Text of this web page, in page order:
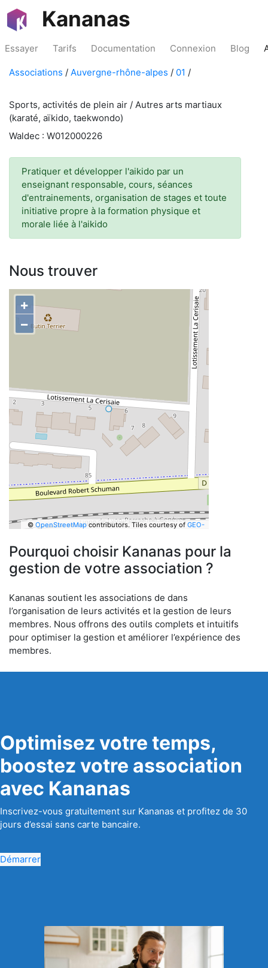
Kananas
Essayer Tarifs Documentation Connexion Blog
Associations / Auvergne-rhône-alpes / 01 /
Sports, activités de plein air / Autres arts martiaux
(karaté, aïkido, taekwondo)
Waldec : W012000226
Pratiquer et développer l'aikido par un
enseignant responsable, cours, séances
d'entrainements, organisation de stages et toute
initiative propre à la formation physique et
morale liée à l'aikido
Nous trouver
+
−
© OpenStreetMapcontributors. Tiles courtesy of GEO-
Pourquoi choisir Kananas pour la
gestion de votre association ?
Kananas soutient les associations de dans
l’organisation de leurs activités et la gestion de leurs
membres. Nous offrons des outils complets et intuitifs
pour optimiser la gestion et améliorer l’expérience des
membres.
Optimisez votre temps,
boostez votre association
avec Kananas
Inscrivez-vous gratuitement sur Kananas et profitez de 30
jours d’essai sans carte bancaire.
Démarrer